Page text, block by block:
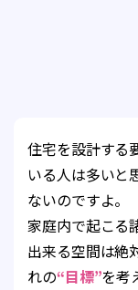
住宅を設計する
いる人は多いと
ないのですよ。
家庭内で起こる
出来る空間は絶
れの“目標”を考